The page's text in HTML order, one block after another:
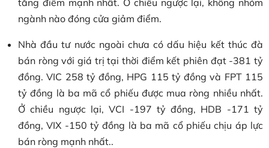
ngành nào đóng cửa giảm điểm.
Nhà đầu tư nước ngoài chưa có dấu hiệu kết thúc đà
bán ròng với giá trị tại thời điểm kết phiên đạt -381 tỷ
đồng. VIC 258 tỷ đồng, HPG 115 tỷ đồng và FPT 115
tỷ đồng là ba mã cổ phiếu được mua ròng nhiều nhất.
Ở chiều ngược lại, VCI -197 tỷ đồng, HDB -171 tỷ
đồng, VIX -150 tỷ đồng là ba mã cổ phiếu chịu áp lực
bán ròng mạnh nhất..